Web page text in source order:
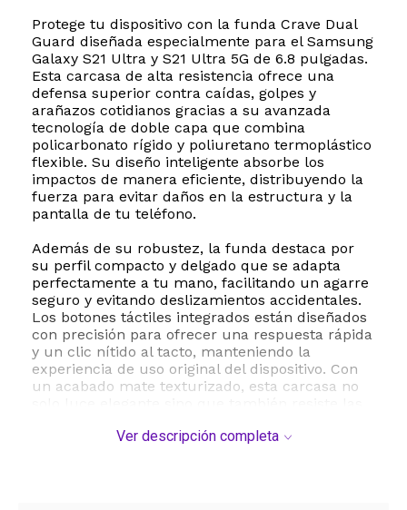
Protege tu dispositivo con la funda Crave Dual
Guard diseñada especialmente para el Samsung
Galaxy S21 Ultra y S21 Ultra 5G de 6.8 pulgadas.
Esta carcasa de alta resistencia ofrece una
defensa superior contra caídas, golpes y
arañazos cotidianos gracias a su avanzada
tecnología de doble capa que combina
policarbonato rígido y poliuretano termoplástico
flexible. Su diseño inteligente absorbe los
impactos de manera eficiente, distribuyendo la
fuerza para evitar daños en la estructura y la
pantalla de tu teléfono.
Además de su robustez, la funda destaca por
su perfil compacto y delgado que se adapta
perfectamente a tu mano, facilitando un agarre
seguro y evitando deslizamientos accidentales.
Los botones táctiles integrados están diseñados
con precisión para ofrecer una respuesta rápida
y un clic nítido al tacto, manteniendo la
experiencia de uso original del dispositivo. Con
un acabado mate texturizado, esta carcasa no
Ver descripción completa